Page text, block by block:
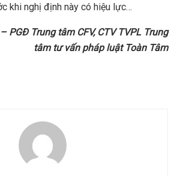
khi nghị định này có hiệu lực…
PGĐ Trung tâm CFV, CTV TVPL Trung
tâm tư vấn pháp luật Toàn Tâm